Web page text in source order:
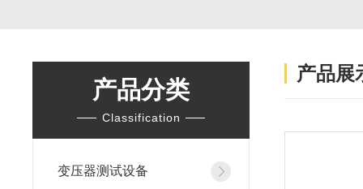
产品分类
Classification
变压器测试设备
产品展